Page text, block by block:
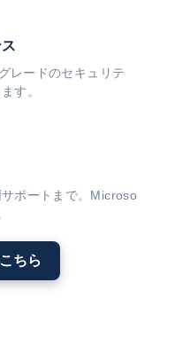
レードのセキュリテ
す。
ポートまで。Microso
ちら